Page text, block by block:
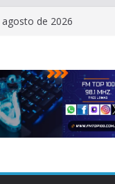
de 2026